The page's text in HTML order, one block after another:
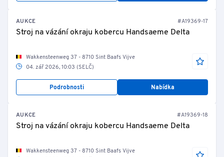
AUKCE #A19369-17
Stroj na vázání okraju kobercu Handsaeme Delta
Wakkensteenweg 37 - 8710 Sint Baafs Vijve
04. zář 2026, 10:03 (SELČ)
Podrobnosti Nabídka
AUKCE #A19369-18
Stroj na vázání okraju kobercu Handsaeme Delta
Wakkensteenweg 37 - 8710 Sint Baafs Vijve